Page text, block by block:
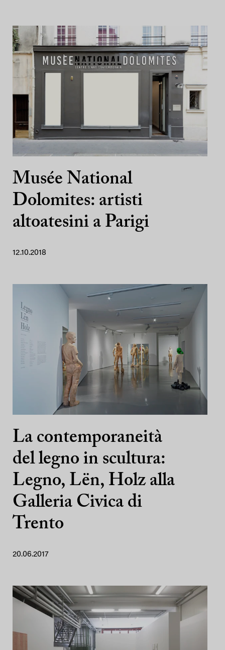
Musée National
Dolomites: artisti
altoatesini a Parigi
12.10.2018
La contemporaneità
del legno in scultura:
Legno, Lën, Holz alla
Galleria Civica di
Trento
20.06.2017